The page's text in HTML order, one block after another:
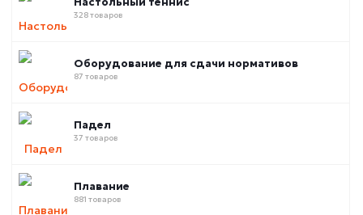
328 товаров
Оборудование для сдачи нормативов
87 товаров
Падел
37 товаров
Плавание
881 товаров